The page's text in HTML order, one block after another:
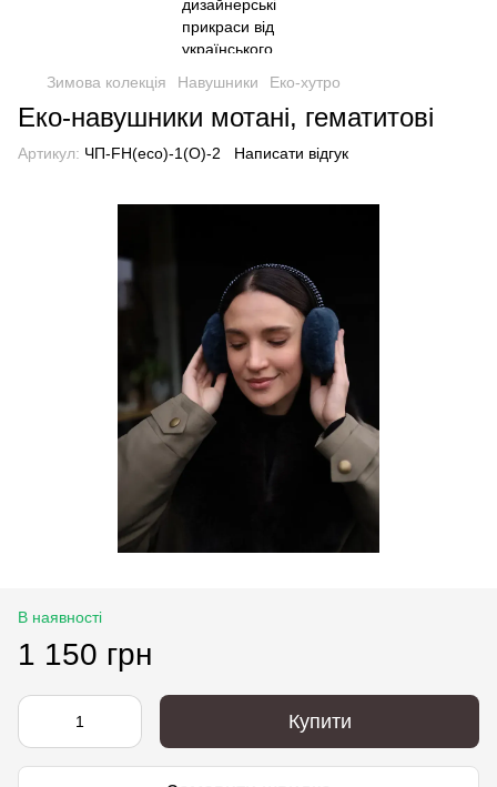
Зимова колекція Навушники Еко-хутро
Еко-навушники мотані, гематитові
Артикул: ЧП-FH(eco)-1(O)-2 Написати відгук
В наявності
1 150 грн
Купити